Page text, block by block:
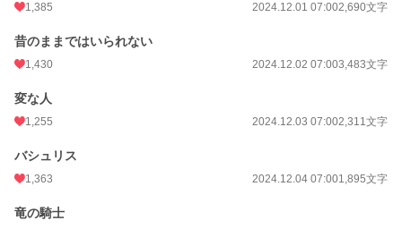
1,385 2024.12.01 07:002,690文字
昔のままではいられない
1,430 2024.12.02 07:003,483文字
変な人
1,255 2024.12.03 07:002,311文字
バシュリス
1,363 2024.12.04 07:001,895文字
竜の騎士